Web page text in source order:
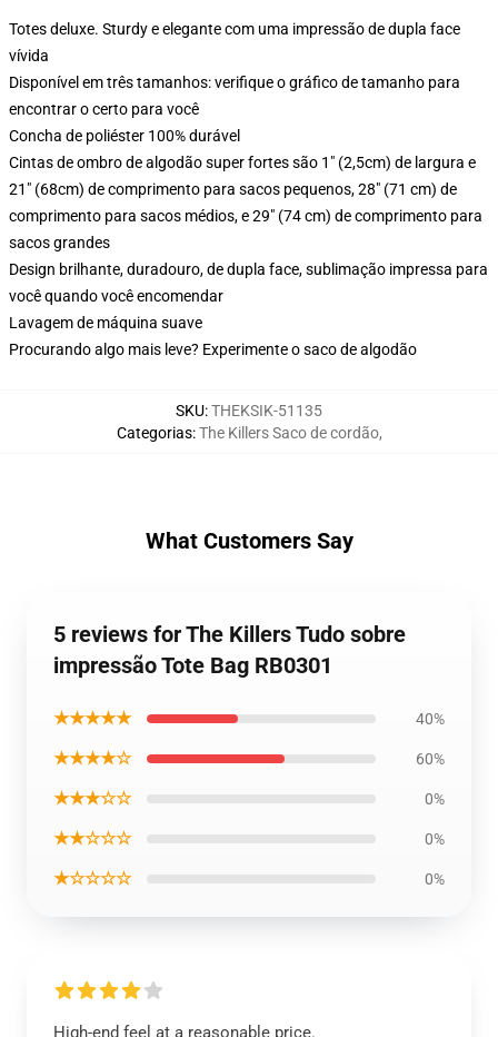
Totes deluxe. Sturdy e elegante com uma impressão de dupla face
vívida
Disponível em três tamanhos: verifique o gráfico de tamanho para
encontrar o certo para você
Concha de poliéster 100% durável
Cintas de ombro de algodão super fortes são 1" (2,5cm) de largura e
21" (68cm) de comprimento para sacos pequenos, 28" (71 cm) de
comprimento para sacos médios, e 29" (74 cm) de comprimento para
sacos grandes
Design brilhante, duradouro, de dupla face, sublimação impressa para
você quando você encomendar
Lavagem de máquina suave
Procurando algo mais leve? Experimente o saco de algodão
SKU:THEKSIK-51135
Categorias:The Killers Saco de cordão,
What Customers Say
5 reviews for The Killers Tudo sobre
impressão Tote Bag RB0301
★★★★★ 40%
★★★★☆ 60%
★★★☆☆ 0%
★★☆☆☆ 0%
★☆☆☆☆ 0%
High-end feel at a reasonable price.